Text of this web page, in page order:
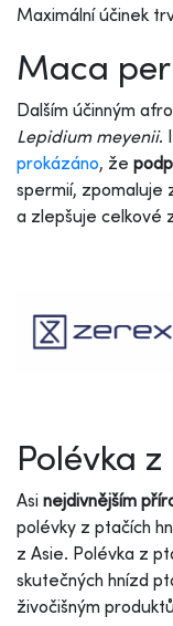
Maximální účinek
Maca
Dalším účinným
Lepidium meyenii.
prokázáno, že
spermií, zpomaluje
a zlepšuje celkové
Polévka
Asi nejdivnějším
polévky z ptačích
z Asie. Polévka z
skutečných hnízd
živočišným